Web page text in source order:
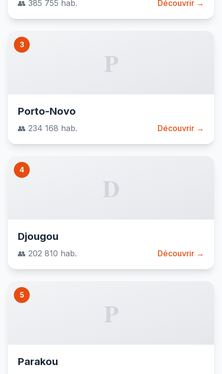
👥 385 755 hab. Découvrir →
3
P
Porto-Novo
👥 234 168 hab. Découvrir →
4
D
Djougou
👥 202 810 hab. Découvrir →
5
P
Parakou